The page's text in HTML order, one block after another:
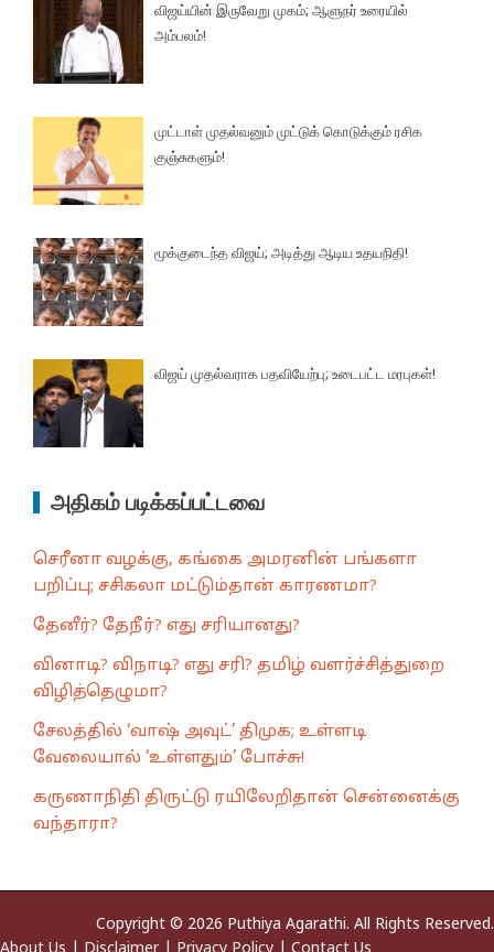
விஜய்யின் இருவேறு முகம்; ஆளுநர் உரையில்
அம்பலம்!
முட்டாள் முதல்வனும் முட்டுக் கொடுக்கும் ரசிக
குஞ்சுகளும்!
மூக்குடைந்த விஜய்; அடித்து ஆடிய உதயநிதி!
விஜய் முதல்வராக பதவியேற்பு; உடைபட்ட மரபுகள்!
அதிகம் படிக்கப்பட்டவை
செரீனா வழக்கு, கங்கை அமரனின் பங்களா
பறிப்பு; சசிகலா மட்டும்தான் காரணமா?
தேனீர்? தேநீர்? எது சரியானது?
வினாடி? விநாடி? எது சரி? தமிழ் வளர்ச்சித்துறை
விழித்தெழுமா?
சேலத்தில் ‘வாஷ் அவுட்’ திமுக; உள்ளடி
வேலையால் ‘உள்ளதும்’ போச்சு!
கருணாநிதி திருட்டு ரயிலேறிதான் சென்னைக்கு
வந்தாரா?
Copyright © 2026 Puthiya Agarathi. All Rights Reserved.